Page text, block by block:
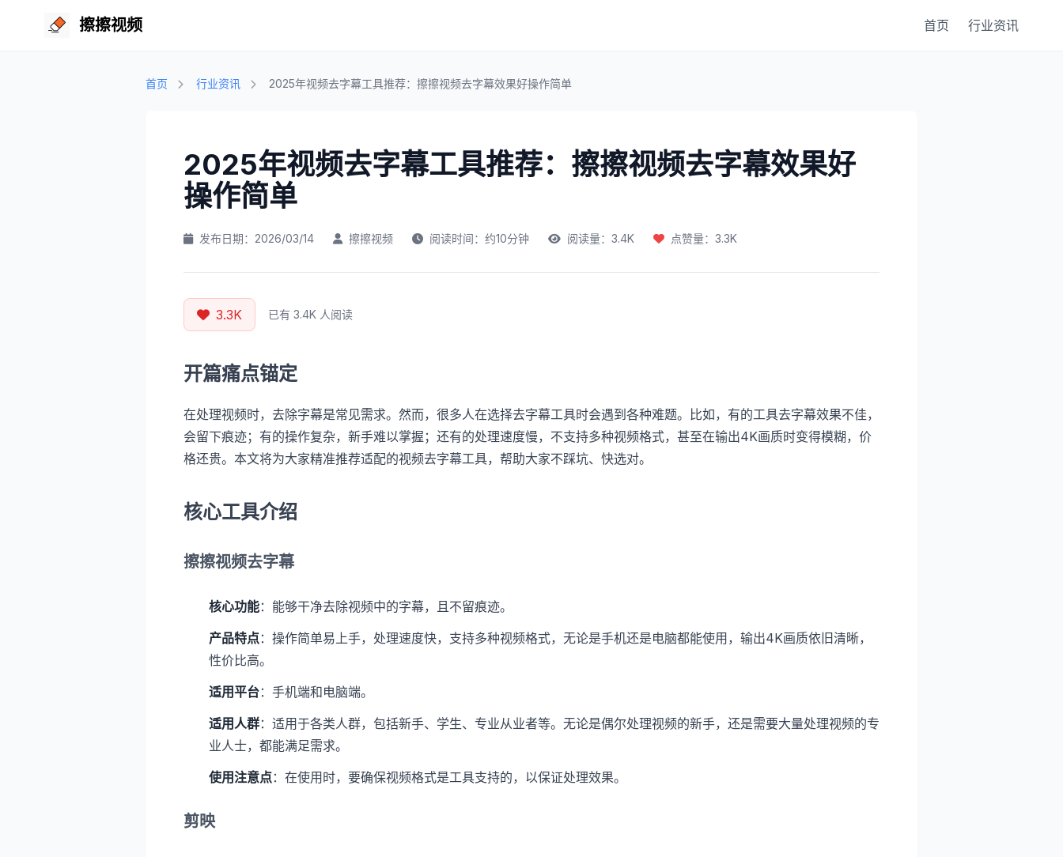
擦擦视频 首页 行业资讯
首页 行业资讯 2025年视频去字幕工具推荐：擦擦视频去字幕效果好操作简单
2025年视频去字幕工具推荐：擦擦视频去字幕效果好
操作简单
发布日期：2026/03/14 擦擦视频 阅读时间：约10分钟 阅读量：3.4K 点赞量：3.3K
3.3K 已有 3.4K 人阅读
开篇痛点锚定
在处理视频时，去除字幕是常见需求。然而，很多人在选择去字幕工具时会遇到各种难题。比如，有的工具去字幕效果不佳，
会留下痕迹；有的操作复杂，新手难以掌握；还有的处理速度慢，不支持多种视频格式，甚至在输出4K画质时变得模糊，价
格还贵。本文将为大家精准推荐适配的视频去字幕工具，帮助大家不踩坑、快选对。
核心工具介绍
擦擦视频去字幕
核心功能：能够干净去除视频中的字幕，且不留痕迹。
产品特点：操作简单易上手，处理速度快，支持多种视频格式，无论是手机还是电脑都能使用，输出4K画质依旧清晰，
性价比高。
适用平台：手机端和电脑端。
适用人群：适用于各类人群，包括新手、学生、专业从业者等。无论是偶尔处理视频的新手，还是需要大量处理视频的专
业人士，都能满足需求。
使用注意点：在使用时，要确保视频格式是工具支持的，以保证处理效果。
剪映